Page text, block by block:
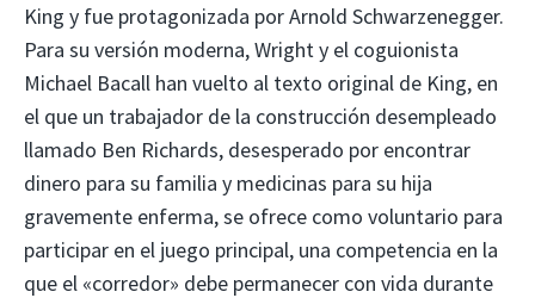
King y fue protagonizada por Arnold Schwarzenegger.
Para su versión moderna, Wright y el coguionista
Michael Bacall han vuelto al texto original de King, en
el que un trabajador de la construcción desempleado
llamado Ben Richards, desesperado por encontrar
dinero para su familia y medicinas para su hija
gravemente enferma, se ofrece como voluntario para
participar en el juego principal, una competencia en la
que el «corredor» debe permanecer con vida durante